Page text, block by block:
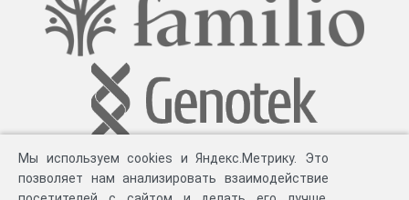
Мы используем cookies и Яндекс.Метрику. Это
позволяет нам анализировать взаимодействие